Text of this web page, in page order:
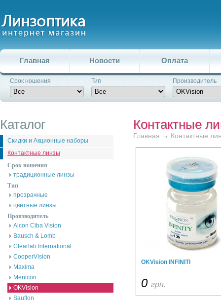
Главная Новости Оплата
Срок ношения Тип Производитель
Каталог
Скидки и Акционные наборы
Контактные линзы
Срок ношения
традиционные линзы
Тип
прозрачные
цветные линзы
Производитель
Alcon Ciba Vision
Bausch & Lomb
Clearlab International
CooperVision
Maxima
Menicon
OKVision
Sauflon
Контактные
Главная → Контактные
OKVision INFINITI
0 грн.